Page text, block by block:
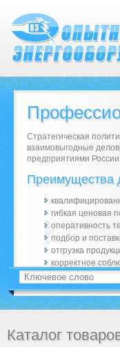
Стратегическая
взаимовыгодные
предприятиями России.
Преимущества
гибкая ценовая
оперативность
подбор и
отгрузка
корректное
Каталог